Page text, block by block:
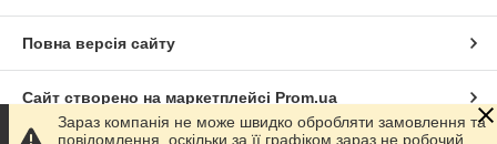
✓ Моніторинг подій
Повна версія сайту
Сайт створено на маркетплейсі Prom.ua
Зараз компанія не може швидко обробляти замовлення та
повідомлення, оскільки за її графіком зараз не робочий